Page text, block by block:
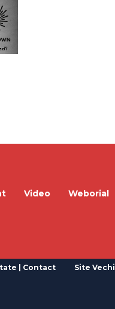
Video Weborial
| Contact Site Vechi